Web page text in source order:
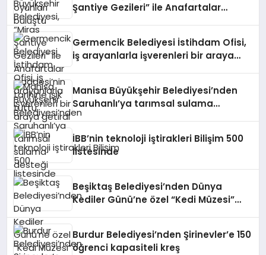
Şantiye Gezileri” ile Anafartalar
Germencik Belediyesi İstihdam Ofisi,
iş arayanlarla işverenleri bir araya
Manisa Büyükşehir Belediyesi’nden
Saruhanlı’ya tarımsal sulama
desteği
İBB’nin teknoloji iştirakleri Bilişim 500
listesinde
Beşiktaş Belediyesi’nden Dünya
Kediler Günü’ne özel “Kedi Müzesi”
Burdur Belediyesi’nden Şirinevler’e 150
öğrenci kapasiteli kreş